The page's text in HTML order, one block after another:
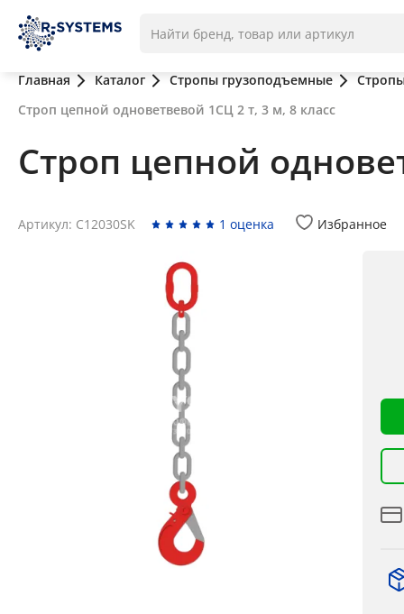
Главная Каталог Стропы грузоподъемные
Строп цепной одноветвевой 1СЦ 2 т, 3 м, 8 класс
Строп цепной
Артикул: C12030SK 1 оценка Избранное